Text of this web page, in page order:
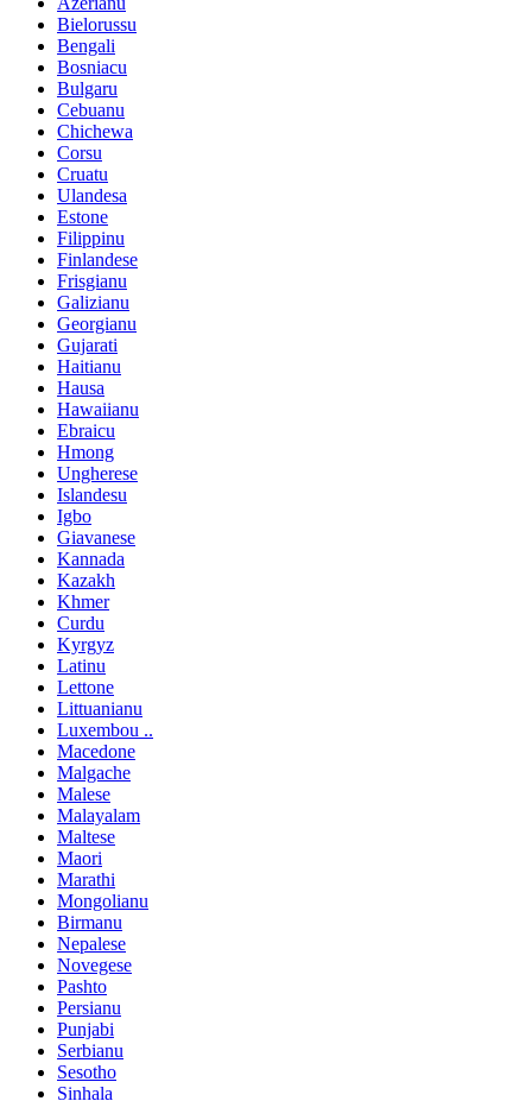
Bielorussu
Bengali
Bosniacu
Bulgaru
Cebuanu
Chichewa
Corsu
Cruatu
Ulandesa
Estone
Filippinu
Finlandese
Frisgianu
Galizianu
Georgianu
Gujarati
Haitianu
Hausa
Hawaiianu
Ebraicu
Hmong
Ungherese
Islandesu
Igbo
Giavanese
Kannada
Kazakh
Khmer
Curdu
Kyrgyz
Latinu
Lettone
Littuanianu
Luxembou ..
Macedone
Malgache
Malese
Malayalam
Maltese
Maori
Marathi
Mongolianu
Birmanu
Nepalese
Novegese
Pashto
Persianu
Punjabi
Serbianu
Sesotho
Sinhala